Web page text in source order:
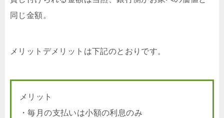
同じ金額。
メリットデメリットは下記のとおりです。
メリット
・毎月の支払いは小額の利息のみ